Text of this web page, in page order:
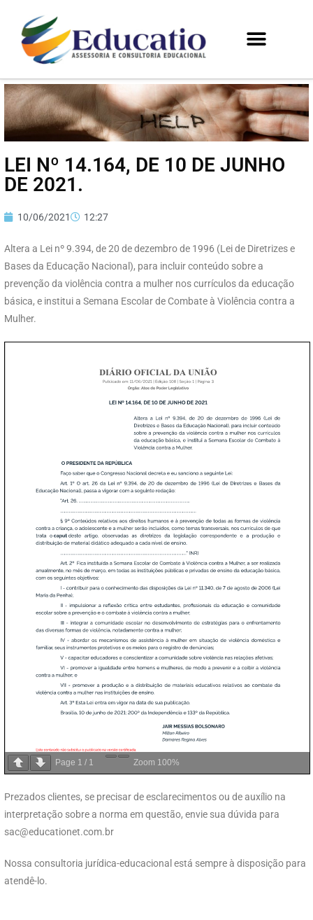
LEI Nº 14.164, DE 10 DE JUNHO
DE 2021.
10/06/2021 12:27
Altera a Lei nº 9.394, de 20 de dezembro de 1996 (Lei de Diretrizes e
Bases da Educação Nacional), para incluir conteúdo sobre a
prevenção da violência contra a mulher nos currículos da educação
básica, e institui a Semana Escolar de Combate à Violência contra a
Mulher.
Page 1 / 1 Zoom 100%
Prezados clientes, se precisar de esclarecimentos ou de auxílio na
interpretação sobre a norma em questão, envie sua dúvida para
sac@educationet.com.br
Nossa consultoria jurídica-educacional está sempre à disposição para
atendê-lo.